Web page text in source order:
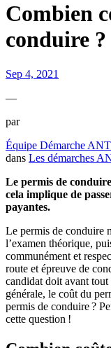
Combien
conduire ?
Sep 4, 2021
—
par
Équipe Démarche
dans Les démarches
Le permis de
cela implique de
payantes.
Le permis de conduire
l’examen théorique,
communément et
route et épreuve de
candidat doit avant tout
générale, le coût du
permis de conduire ?
cette question !